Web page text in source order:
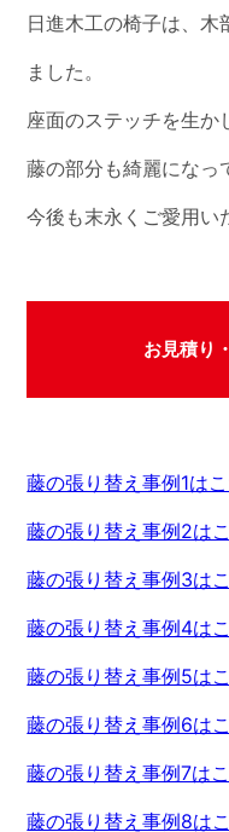
日進木工の椅子は、木
ました。
座面のステッチを生か
藤の部分も綺麗になっ
今後も末永くご愛用い
お見積り
藤の張り替え事例1は
藤の張り替え事例2は
藤の張り替え事例3は
藤の張り替え事例4は
藤の張り替え事例5は
藤の張り替え事例6は
藤の張り替え事例7は
藤の張り替え事例8は